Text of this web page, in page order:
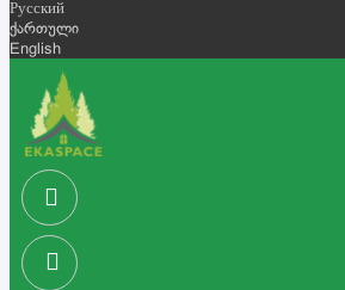
Русский
ქართული
English